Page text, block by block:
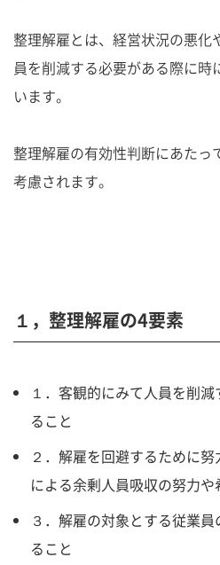
整理解雇とは、経営状況の悪化
員を削減する必要がある際に時
います。
整理解雇の有効性判断にあたっ
考慮されます。
１，整理解雇の4要素
１．客観的にみて人員を削
ること
２．解雇を回避するために
による余剰人員吸収の努力や
３．解雇の対象とする従業
ること